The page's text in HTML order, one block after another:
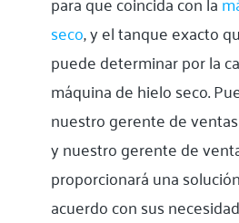
seco, y el tanque exacto
puede determinar por la
máquina de hielo seco.
nuestro gerente de
y nuestro gerente de
proporcionará una
acuerdo con sus